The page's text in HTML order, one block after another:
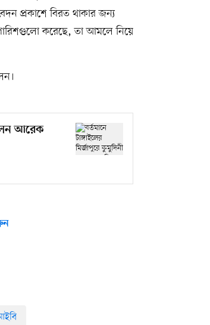
প্রকাশে বিরত থাকার জন্য
করেছে, তা আমলে নিয়ে
আরেক